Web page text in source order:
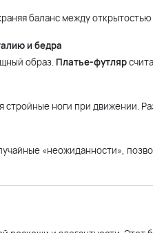
баланс между
и бедра
образ. Платье-футляр
ноги при движении.
«неожиданности»,